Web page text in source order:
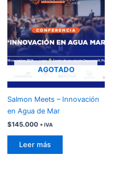
AGOTADO
Salmon Meets – Innovación
en Agua de Mar
$145.000 + IVA
Leer más